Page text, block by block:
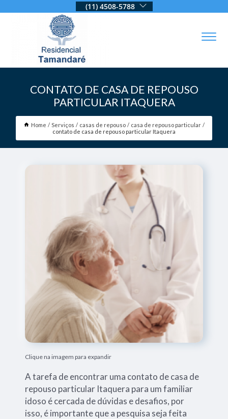
(11) 4508-5788
CONTATO DE CASA DE REPOUSO
PARTICULAR ITAQUERA
Home Serviços casas de repouso
casa de repouso particular
contato de casa de repouso particular Itaquera
Clique na imagem para expandir
A tarefa de encontrar uma contato de casa de
repouso particular Itaquera para um familiar
idoso é cercada de dúvidas e desafios, por
isso, é importante que a pesquisa seja feita